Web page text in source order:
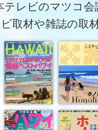
テレビのマツコ会
取材や雑誌の取